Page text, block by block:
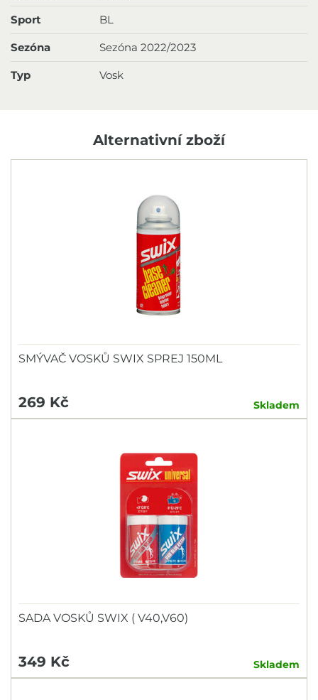
Sport BL
Sezóna Sezóna 2022/2023
Typ Vosk
Alternativní zboží
SMÝVAČ VOSKŮ SWIX SPREJ 150ML
269 Kč Skladem
SADA VOSKŮ SWIX ( V40,V60)
349 Kč Skladem